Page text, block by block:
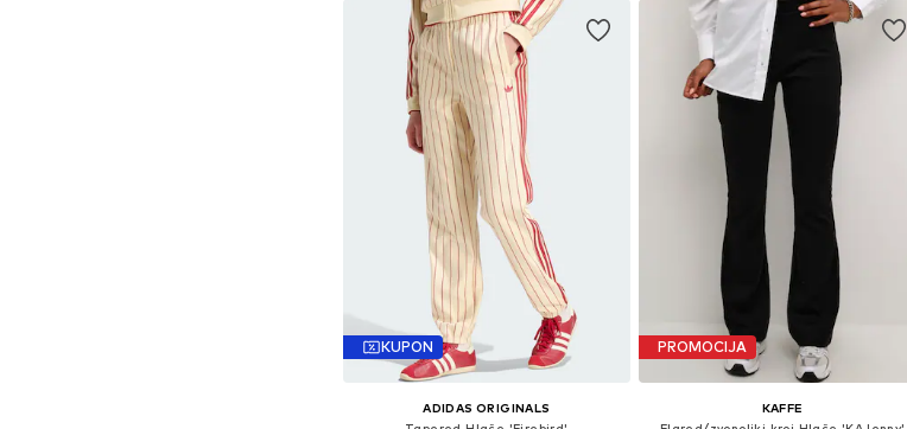
KUPON
ADIDAS ORIGINALS
PROMOCIJA
KAFFE